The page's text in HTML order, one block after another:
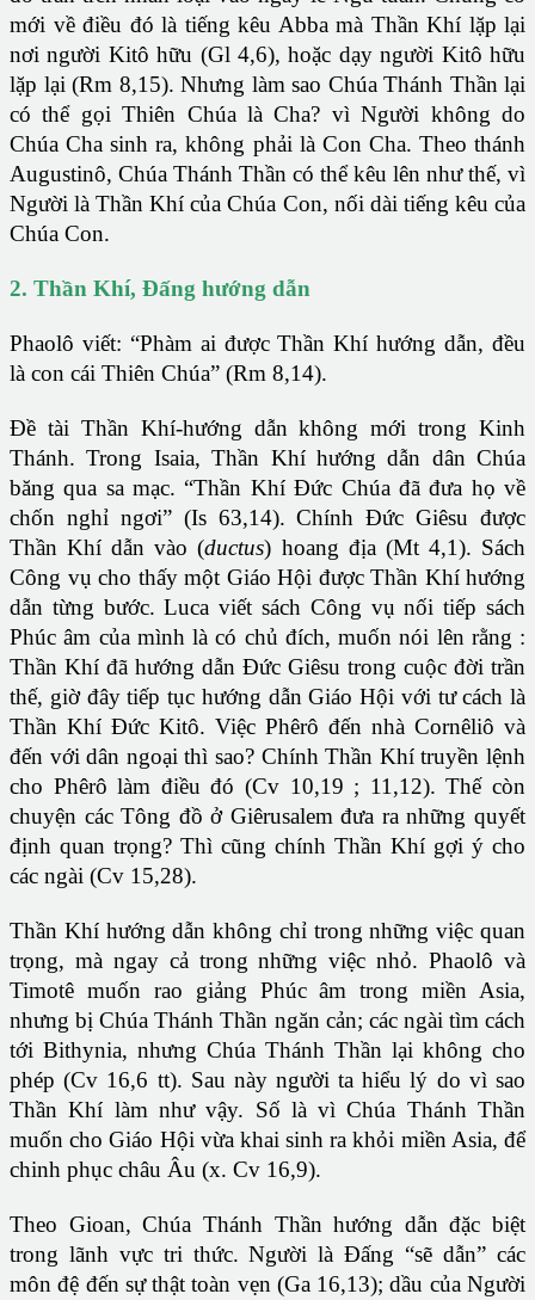
mới về điều đó là tiếng kêu Abba mà Thần Khí lặp lại
nơi người Kitô hữu (Gl 4,6), hoặc dạy người Kitô hữu
lặp lại (Rm 8,15). Nhưng làm sao Chúa Thánh Thần lại
có thể gọi Thiên Chúa là Cha? vì Người không do
Chúa Cha sinh ra, không phải là Con Cha. Theo thánh
Augustinô, Chúa Thánh Thần có thể kêu lên như thế, vì
Người là Thần Khí của Chúa Con, nối dài tiếng kêu của
Chúa Con.
2. Thần Khí, Đấng hướng dẫn
Phaolô viết: “Phàm ai được Thần Khí hướng dẫn, đều
là con cái Thiên Chúa” (Rm 8,14).
Đề tài Thần Khí-hướng dẫn không mới trong Kinh
Thánh. Trong Isaia, Thần Khí hướng dẫn dân Chúa
băng qua sa mạc. “Thần Khí Đức Chúa đã đưa họ về
chốn nghỉ ngơi” (Is 63,14). Chính Đức Giêsu được
Thần Khí dẫn vào (ductus) hoang địa (Mt 4,1). Sách
Công vụ cho thấy một Giáo Hội được Thần Khí hướng
dẫn từng bước. Luca viết sách Công vụ nối tiếp sách
Phúc âm của mình là có chủ đích, muốn nói lên rằng :
Thần Khí đã hướng dẫn Đức Giêsu trong cuộc đời trần
thế, giờ đây tiếp tục hướng dẫn Giáo Hội với tư cách là
Thần Khí Đức Kitô. Việc Phêrô đến nhà Cornêliô và
đến với dân ngoại thì sao? Chính Thần Khí truyền lệnh
cho Phêrô làm điều đó (Cv 10,19 ; 11,12). Thế còn
chuyện các Tông đồ ở Giêrusalem đưa ra những quyết
định quan trọng? Thì cũng chính Thần Khí gợi ý cho
các ngài (Cv 15,28).
Thần Khí hướng dẫn không chỉ trong những việc quan
trọng, mà ngay cả trong những việc nhỏ. Phaolô và
Timotê muốn rao giảng Phúc âm trong miền Asia,
nhưng bị Chúa Thánh Thần ngăn cản; các ngài tìm cách
tới Bithynia, nhưng Chúa Thánh Thần lại không cho
phép (Cv 16,6 tt). Sau này người ta hiểu lý do vì sao
Thần Khí làm như vậy. Số là vì Chúa Thánh Thần
muốn cho Giáo Hội vừa khai sinh ra khỏi miền Asia, để
chinh phục châu Âu (x. Cv 16,9).
Theo Gioan, Chúa Thánh Thần hướng dẫn đặc biệt
trong lãnh vực tri thức. Người là Đấng “sẽ dẫn” các
môn đệ đến sự thật toàn vẹn (Ga 16,13); dầu của Người